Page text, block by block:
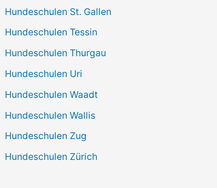
Hundeschulen St. Gallen
Hundeschulen Tessin
Hundeschulen Thurgau
Hundeschulen Uri
Hundeschulen Waadt
Hundeschulen Wallis
Hundeschulen Zug
Hundeschulen Zürich